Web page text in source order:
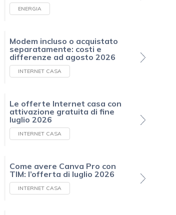
ENERGIA
Modem incluso o acquistato
separatamente: costi e
differenze ad agosto 2026
INTERNET CASA
Le offerte Internet casa con
attivazione gratuita di fine
luglio 2026
INTERNET CASA
Come avere Canva Pro con
TIM: l’offerta di luglio 2026
INTERNET CASA